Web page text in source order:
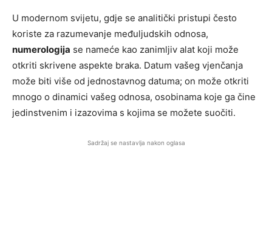
U modernom svijetu, gdje se analitički pristupi često
koriste za razumevanje međuljudskih odnosa,
numerologija se nameće kao zanimljiv alat koji može
otkriti skrivene aspekte braka. Datum vašeg vjenčanja
može biti više od jednostavnog datuma; on može otkriti
mnogo o dinamici vašeg odnosa, osobinama koje ga čine
jedinstvenim i izazovima s kojima se možete suočiti.
Sadržaj se nastavlja nakon oglasa